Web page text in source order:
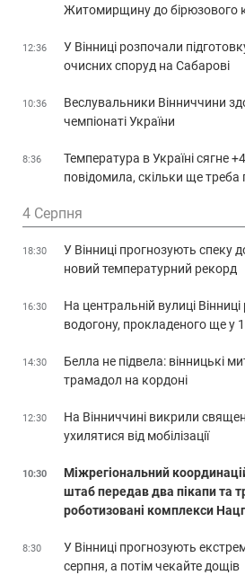
Житомирщину до бірюзового
12:36
У Вінниці розпочали
очисних споруд на Сабарові
10:36
Веслувальники Вінниччини
чемпіонаті України
8:36
Температура в Україні сягне
повідомила, скільки ще
4 Серпня
18:30
У Вінниці прогнозують спеку
новий температурний рекорд
16:30
На центральній вулиці
водогону, прокладеного ще у
14:30
Белла не підвела: вінницькі
трамадол на кордоні
12:30
На Вінниччині викрили
ухилятися від мобілізації
10:30
Міжрегіональний
штаб передав два пікапи та
роботизовані комплекси
8:30
У Вінниці прогнозують
серпня, а потім чекайте дощів